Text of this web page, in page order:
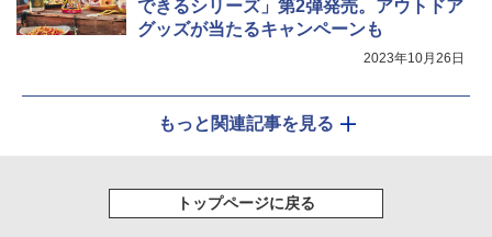
できるシリーズ」第2弾発売。アウトドア
グッズが当たるキャンペーンも
2023年10月26日
もっと関連記事を見る
トップページに戻る